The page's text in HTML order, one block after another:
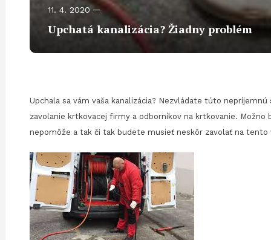
11. 4. 2020
Upchatá kanalizácia? Žiadny problém
Upchala sa vám vaša kanalizácia? Nezvládate túto
zavolanie krtkovacej firmy a odborníkov na krtkovanie.
nepomôže a tak či tak budete musieť neskôr zavolať na